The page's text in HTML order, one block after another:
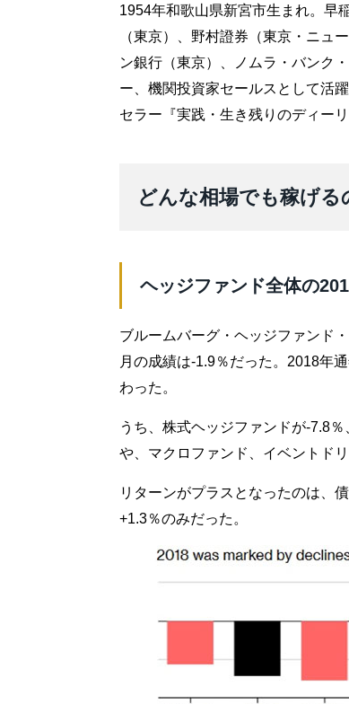
1954年和歌山県新宮市生まれ。早
（東京）、野村證券（東京・ニュ
ン銀行（東京）、ノムラ・バンク
ー、機関投資家セールスとして活
セラー『実践・生き残りのディー
どんな相場でも稼げ
ヘッジファンド全体の
ブルームバーグ・ヘッジファンド
月の成績は-1.9％だった。2018年
わった。
うち、株式ヘッジファンドが-7.8
や、マクロファンド、イベントド
リターンがプラスとなったのは、
+1.3％のみだった。